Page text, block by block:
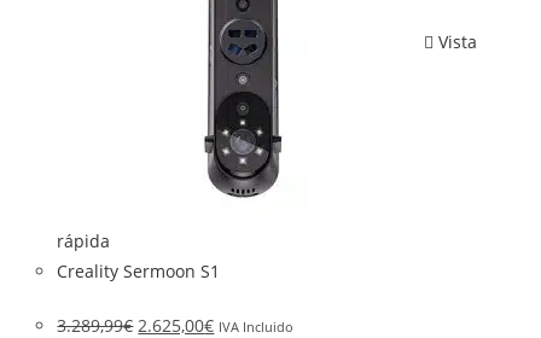
Vista
rápida
Creality Sermoon S1
3.289,99€ 2.625,00€ IVA Incluido